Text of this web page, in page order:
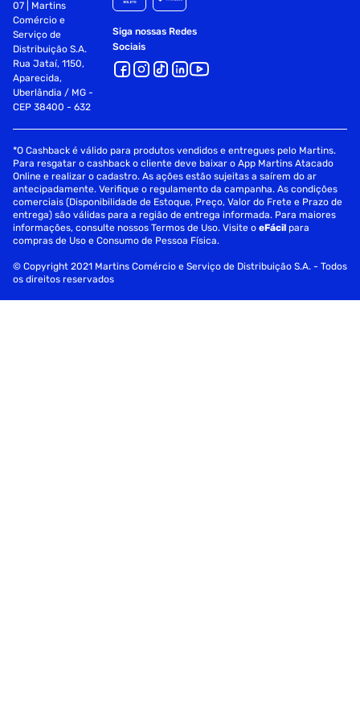
07 | Martins
Comércio e
Serviço de
Distribuição S.A.
Rua Jataí, 1150,
Aparecida,
Uberlândia / MG -
CEP 38400 - 632
Siga nossas Redes
Sociais
*O Cashback é válido para produtos vendidos e entregues pelo Martins.
Para resgatar o cashback o cliente deve baixar o App Martins Atacado
Online e realizar o cadastro. As ações estão sujeitas a saírem do ar
antecipadamente. Verifique o regulamento da campanha. As condições
comerciais (Disponibilidade de Estoque, Preço, Valor do Frete e Prazo de
entrega) são válidas para a região de entrega informada. Para maiores
informações, consulte nossos Termos de Uso. Visite oeFácil para
compras de Uso e Consumo de Pessoa Física.
© Copyright 2021 Martins Comércio e Serviço de Distribuição S.A. - Todos
os direitos reservados